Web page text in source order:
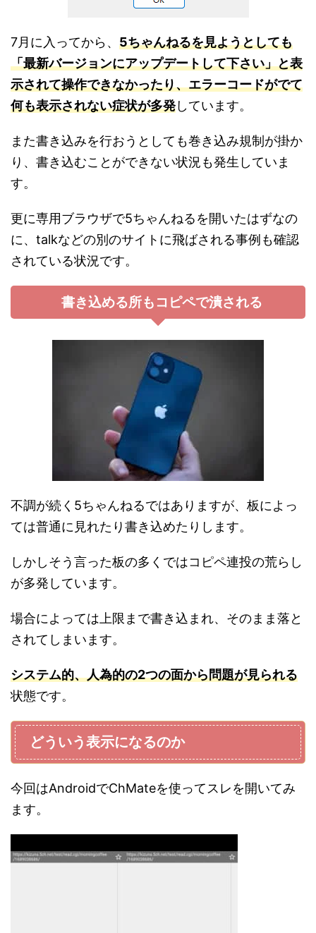
7月に入ってから、 5ちゃんねるを見ようとしても
「最新バージョンにアップデートして下さい」と表
示されて操作できなかったり、エラーコードがでて
何も表示されない症状が多発しています。
また書き込みを行おうとしても巻き込み規制が掛か
り、書き込むことができない状況も発生していま
す。
更に専用ブラウザで5ちゃんねるを開いたはずなの
に、talkなどの別のサイトに飛ばされる事例も確認
されている状況です。
書き込める所もコピペで潰される
不調が続く5ちゃんねるではありますが、板によっ
ては普通に見れたり書き込めたりします。
しかしそう言った板の多くではコピペ連投の荒らし
が多発しています。
場合によっては上限まで書き込まれ、そのまま落と
されてしまいます。
システム的、人為的の2つの面から問題が見られる
状態です。
どういう表示になるのか
今回はAndroidでChMateを使ってスレを開いてみ
ます。